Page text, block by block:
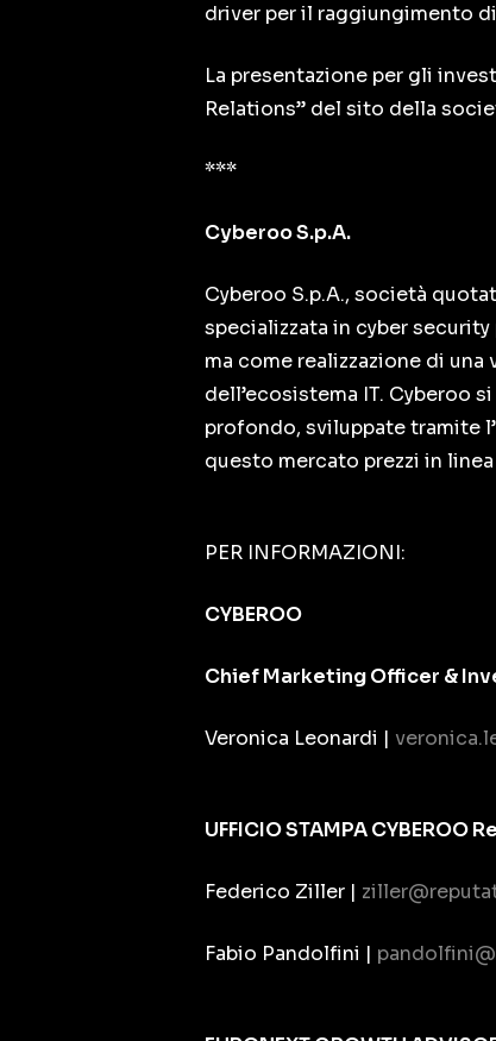
driver per il raggiungimento
La presentazione per gli
Relations” del sito della
***
Cyberoo S.p.A.
Cyberoo S.p.A., società
specializzata in cyber
ma come realizzazione di
dell’ecosistema IT. Cyberoo
profondo, sviluppate tramite
questo mercato prezzi in
PER INFORMAZIONI:
CYBEROO
Chief Marketing Officer &
Veronica Leonardi |
UFFICIO STAMPA
Federico Ziller |
Fabio Pandolfini |